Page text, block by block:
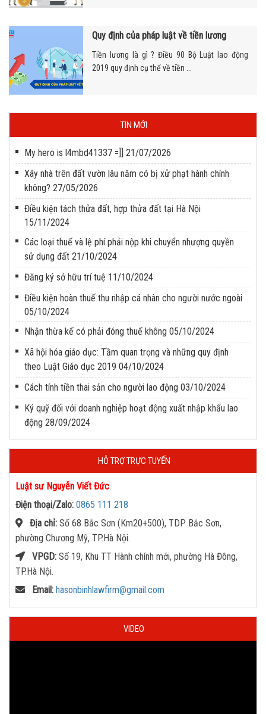
Quy định của pháp luật về tiền lương
Tiền lương là gì ? Điều 90 Bộ Luật lao động
2019 quy định cụ thể về tiền ...
TIN MỚI
My hero is l4mbd41337 =]] 21/07/2026
Xây nhà trên đất vườn lâu năm có bị xử phạt hành chính
không? 27/05/2026
Điều kiện tách thửa đất, hợp thửa đất tại Hà Nội
15/11/2024
Các loại thuế và lệ phí phải nộp khi chuyển nhượng quyền
sử dụng đất 21/10/2024
Đăng ký sở hữu trí tuệ 11/10/2024
Điều kiện hoàn thuế thu nhập cá nhân cho người nước ngoài
05/10/2024
Nhận thừa kế có phải đóng thuế không 05/10/2024
Xã hội hóa giáo dục: Tầm quan trọng và những quy định
theo Luật Giáo dục 2019 04/10/2024
Cách tính tiền thai sản cho người lao động 03/10/2024
Ký quỹ đối với doanh nghiệp hoạt động xuất nhập khẩu lao
động 28/09/2024
HỖ TRỢ TRỰC TUYẾN
Luật sư Nguyễn Viết Đức
Điện thoại/Zalo: 0865 111 218
Địa chỉ: Số 68 Bắc Sơn (Km20+500), TDP Bắc Sơn,
phường Chương Mỹ, TP.Hà Nội.
VPGD: Số 19, Khu TT Hành chính mới, phường Hà Đông,
TP.Hà Nội.
Email: hasonbinhlawfirm@gmail.com
VIDEO